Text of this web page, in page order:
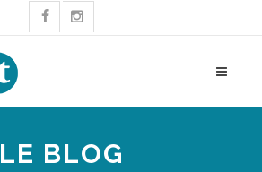
LE BLOG